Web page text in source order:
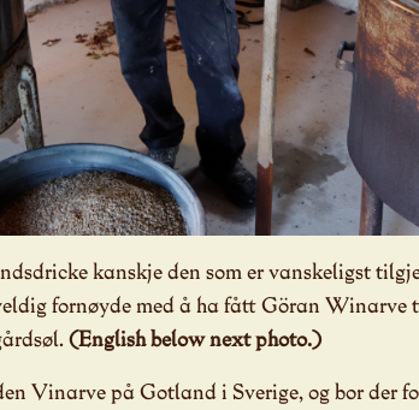
kanskje den som er vanskeligst
fornøyde med å ha fått Göran Winarve
(English below next photo.)
Vinarve på Gotland i Sverige, og bor der